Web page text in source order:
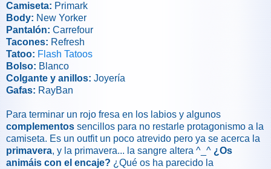
Camiseta: Primark
Body: New Yorker
Pantalón: Carrefour
Tacones: Refresh
Tatoo: Flash Tatoos
Bolso: Blanco
Colgante y anillos: Joyería
Gafas: RayBan
Para terminar un rojo fresa en los labios y algunos
complementos sencillos para no restarle protagonismo a la
camiseta. Es un outfit un poco atrevido pero ya se acerca la
primavera, y la primavera... la sangre altera ^_^ ¿Os
animáis con el encaje? ¿Qué os ha parecido la